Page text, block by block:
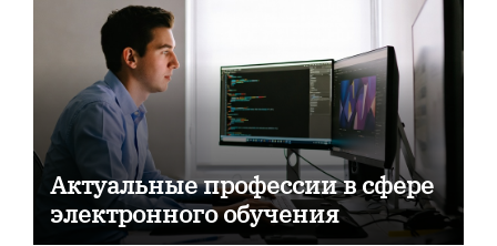
Актуальные профессии в сфере
электронного обучения